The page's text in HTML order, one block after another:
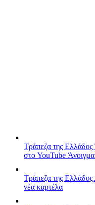
Τράπεζα της Ελλάδος
στο YouTube
Τράπεζα της Ελλάδος
νέα καρτέλα